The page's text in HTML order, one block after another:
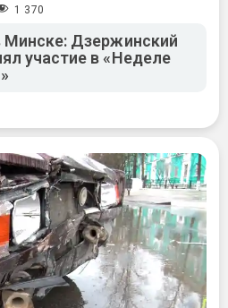
1 370
Минске: Дзержинский
участие в «Неделе